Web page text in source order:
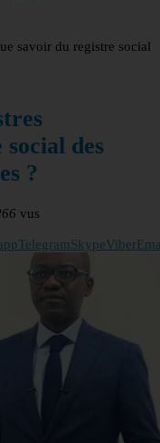
savoir du registre social
des
?
vus
TelegramSkypeViber